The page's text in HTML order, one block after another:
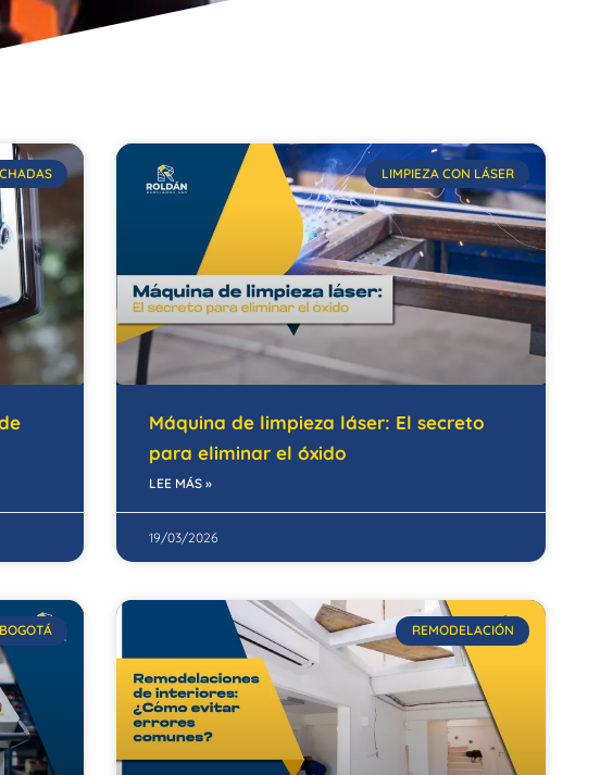
LIMPIEZA CON LÁSER
Máquina de limpieza láser: El secreto
para eliminar el óxido
LEE MÁS »
19/03/2026
REMODELACIÓN